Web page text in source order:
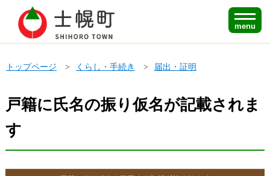
menu
トップページ くらし・手続き 届出・証明
戸籍に氏名の振り仮名が記載されま
す